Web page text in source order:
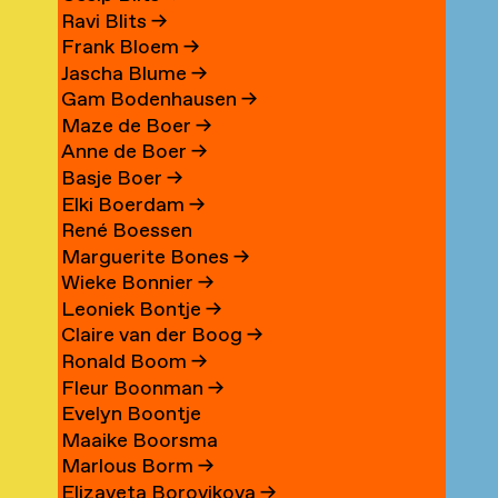
Ravi Blits →
Frank Bloem →
Jascha Blume →
Gam Bodenhausen →
Maze de Boer →
Anne de Boer →
Basje Boer →
Elki Boerdam →
René Boessen
Marguerite Bones →
Wieke Bonnier →
Leoniek Bontje →
Claire van der Boog →
Ronald Boom →
Fleur Boonman →
Evelyn Boontje
Maaike Boorsma
Marlous Borm →